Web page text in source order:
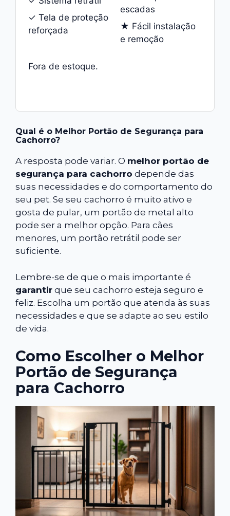
✓ Tela de proteção
reforçada
escadas
★ Fácil instalação
e remoção
Fora de estoque.
Qual é o Melhor Portão de Segurança para
Cachorro?
A resposta pode variar. O melhor portão de
segurança para cachorro depende das
suas necessidades e do comportamento do
seu pet. Se seu cachorro é muito ativo e
gosta de pular, um portão de metal alto
pode ser a melhor opção. Para cães
menores, um portão retrátil pode ser
suficiente.
Lembre-se de que o mais importante é
garantir que seu cachorro esteja seguro e
feliz. Escolha um portão que atenda às suas
necessidades e que se adapte ao seu estilo
de vida.
Como Escolher o Melhor
Portão de Segurança
para Cachorro